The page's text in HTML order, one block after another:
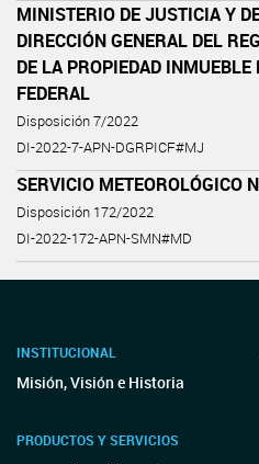
MINISTERIO DE JUSTICIA Y
DIRECCIÓN GENERAL DEL
DE LA PROPIEDAD INMUEBLE
FEDERAL
Disposición 7/2022
DI-2022-7-APN-DGRPICF#MJ
SERVICIO METEOROLÓGICO
Disposición 172/2022
DI-2022-172-APN-SMN#MD
INSTITUCIONAL
Misión, Visión e Historia
PRODUCTOS Y SERVICIOS